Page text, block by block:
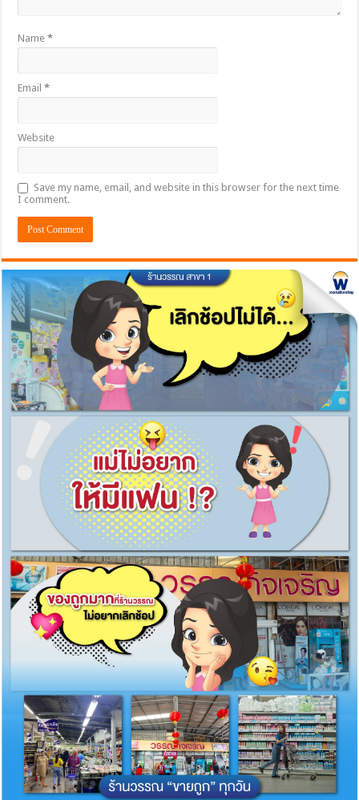
Name*
Email*
Website
Save my name, email, and website in this browser for the next time
I comment.